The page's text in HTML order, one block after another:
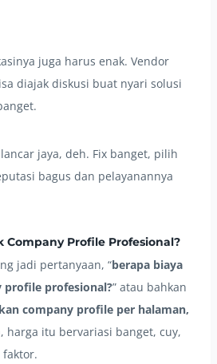
juga harus enak. Vendor
diajak diskusi buat nyari solusi
jaya, deh. Fix banget, pilih
bagus dan pelayanannya
Company Profile Profesional?
jadi pertanyaan, “berapa biaya
profile profesional?” atau bahkan
company profile per halaman,
harga itu bervariasi banget, cuy,